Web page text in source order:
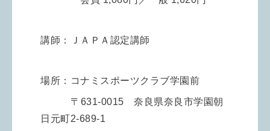
講師：ＪＡＰＡ認定講師
場所：コナミスポーツクラブ学園前
〒631-0015 奈良県奈良市学園朝
日元町2-689-1